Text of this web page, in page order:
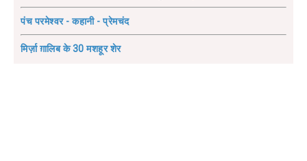
पंच परमेश्वर - कहानी - प्रेमचंद
मिर्ज़ा ग़ालिब के 30 मशहूर शेर